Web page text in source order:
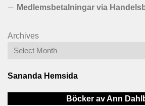
Medlemsbetalningar via
Archives
Sananda Hemsida
Böcker av Ann